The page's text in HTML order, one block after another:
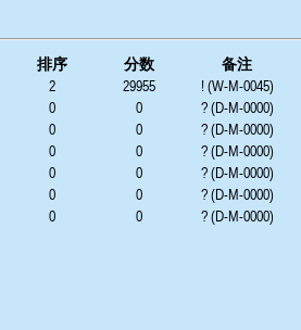
排序 分数
备注
2 29955
! (W-M-0045)
0 0
? (D-M-0000)
0 0
? (D-M-0000)
0 0
? (D-M-0000)
0 0
? (D-M-0000)
0 0
? (D-M-0000)
0 0 ? (D-M-0000)